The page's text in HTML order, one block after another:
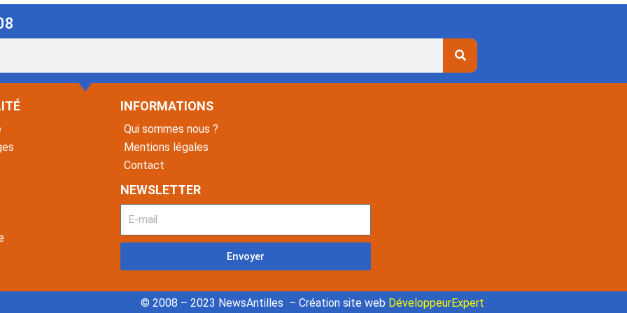
INFORMATIONS
Qui sommes nous ?
Mentions légales
Contact
NEWSLETTER
Envoyer
© 2008 – 2023 NewsAntilles – Création site web DéveloppeurExpert